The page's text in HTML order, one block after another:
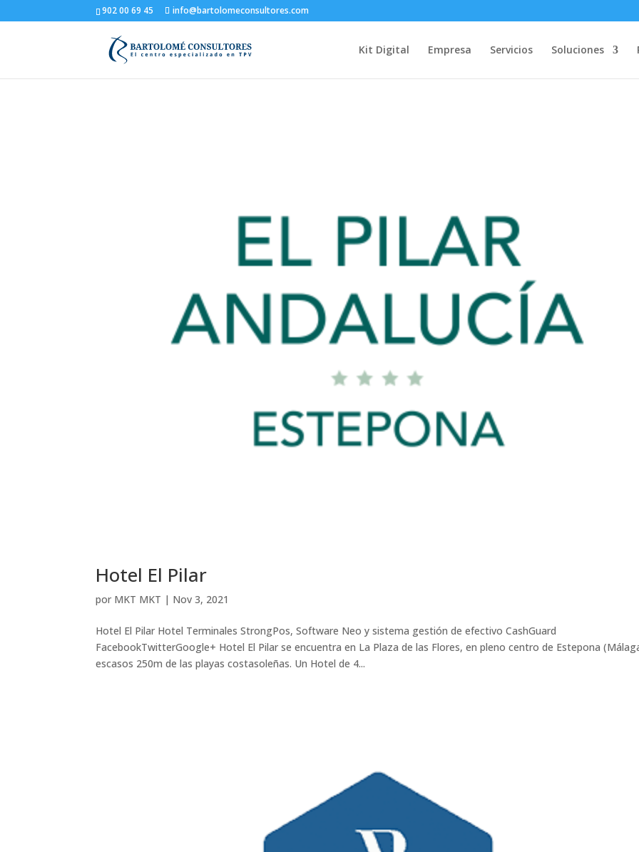
902 00 69 45 info@bartolomeconsultores.com
Kit Digital Empresa Servicios Soluciones
Hotel El Pilar
por MKT MKT | Nov 3, 2021
Hotel El Pilar Hotel Terminales StrongPos, Software Neo y sistema gestión de efectivo CashGuard
FacebookTwitterGoogle+ Hotel El Pilar se encuentra en La Plaza de las Flores, en pleno centro de Estepona
escasos 250m de las playas costasoleñas. Un Hotel de 4...